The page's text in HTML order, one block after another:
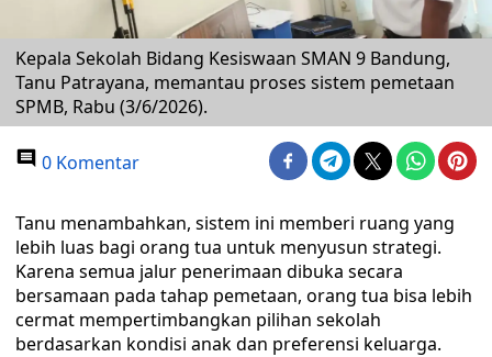
Kepala Sekolah Bidang Kesiswaan SMAN 9 Bandung,
Tanu Patrayana, memantau proses sistem pemetaan
SPMB, Rabu (3/6/2026).
0 Komentar
Tanu menambahkan, sistem ini memberi ruang yang
lebih luas bagi orang tua untuk menyusun strategi.
Karena semua jalur penerimaan dibuka secara
bersamaan pada tahap pemetaan, orang tua bisa lebih
cermat mempertimbangkan pilihan sekolah
berdasarkan kondisi anak dan preferensi keluarga.